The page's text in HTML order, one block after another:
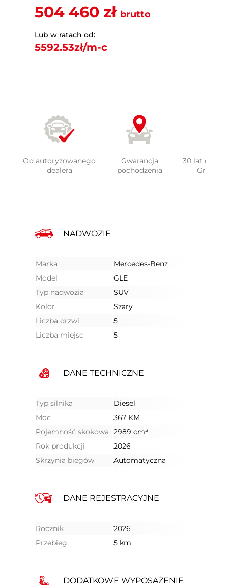
Od autoryzowanego
dealera
Gwarancja
pochodzenia
30 lat
Grupy
NADWOZIE
Marka
Mercedes-Benz
Model
GLE
Typ nadwozia
SUV
Kolor
Szary
Liczba drzwi
5
Liczba miejsc
5
DANE TECHNICZNE
Typ silnika
Diesel
Moc
367 KM
Pojemność skokowa 2989 cm³
Rok produkcji
2026
Skrzynia biegów
Automatyczna
DANE REJESTRACYJNE
Rocznik
2026
Przebieg
5 km
DODATKOWE WYPOSAŻENIE
504 460 zł brutto
Lub w ratach od:
5592.53zł/m-c